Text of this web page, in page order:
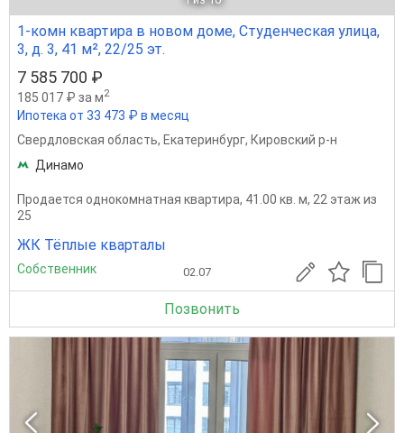
1-комн квартира в новом доме, Студенческая улица,
3, д. 3, 41 м², 22/25 эт.
7 585 700 ₽
185 017 ₽ за м2
Ипотека от 33 473 ₽ в месяц
Свердловская область, Екатеринбург, Кировский р-н
Динамо
Продается однокомнатная квартира, 41.00 кв. м, 22 этаж из
25
ЖК Тёплые кварталы
Собственник 02.07
Позвонить